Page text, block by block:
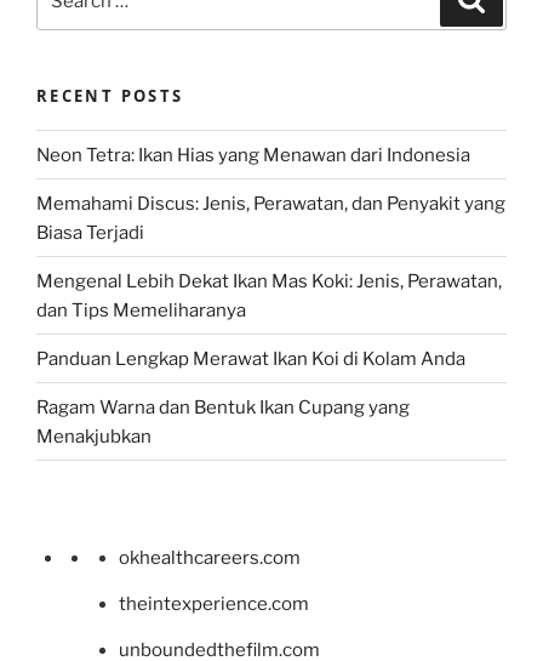
RECENT POSTS
Neon Tetra: Ikan Hias yang Menawan dari Indonesia
Memahami Discus: Jenis, Perawatan, dan Penyakit yang
Biasa Terjadi
Mengenal Lebih Dekat Ikan Mas Koki: Jenis, Perawatan,
dan Tips Memeliharanya
Panduan Lengkap Merawat Ikan Koi di Kolam Anda
Ragam Warna dan Bentuk Ikan Cupang yang
Menakjubkan
okhealthcareers.com
theintexperience.com
unboundedthefilm.com